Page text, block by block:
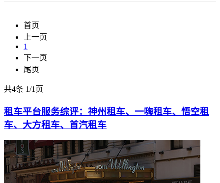
首页
上一页
1
下一页
尾页
共4条 1/1页
租车平台服务综评：神州租车、一嗨租车、悟空租
车、大方租车、首汽租车